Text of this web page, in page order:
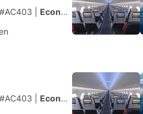
Economy
Economy